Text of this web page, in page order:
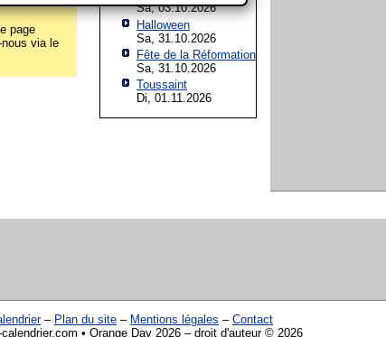
page
via le
Sa, 03.10.2026
Halloween
Sa, 31.10.2026
Fête de la Réformation
Sa, 31.10.2026
Toussaint
Di, 01.11.2026
– Plan du site – Mentions légales – Contact
• Orange Day 2026 – droit d'auteur © 2026